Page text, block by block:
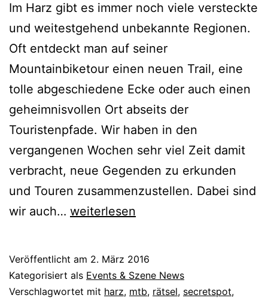
Im Harz gibt es immer noch viele versteckte
und weitestgehend unbekannte Regionen.
Oft entdeckt man auf seiner
Mountainbiketour einen neuen Trail, eine
tolle abgeschiedene Ecke oder auch einen
geheimnisvollen Ort abseits der
Touristenpfade. Wir haben in den
vergangenen Wochen sehr viel Zeit damit
verbracht, neue Gegenden zu erkunden
und Touren zusammenzustellen. Dabei sind
wir auch… Secretspot
weiterlesen
Veröffentlicht am 2. März 2016
Kategorisiert als Events & Szene News
Verschlagwortet mit harz, mtb, rätsel, secretspot,